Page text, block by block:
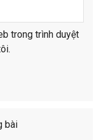
trong trình duyệt
bài